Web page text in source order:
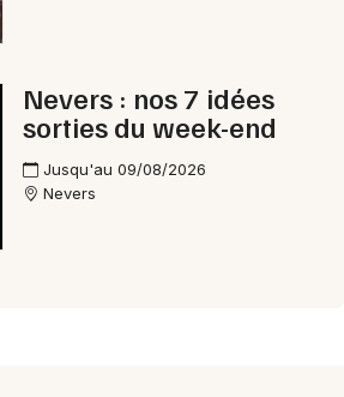
Nevers : nos 7 idées
sorties du week-end
Jusqu'au 09/08/2026
Nevers